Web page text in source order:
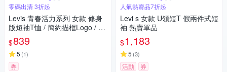
零碼出清 3折起
Levis 青春活力系列 女款 修身
版短袖T恤 / 簡約描框Logo / 彈
性布料 秋日小麥
$839
5 (1)
券
人氣熱賣品7折起
Levi s 女款 U領短T 假兩件式短
袖 熱賣單品
$1,183
5 (3)
活動 券